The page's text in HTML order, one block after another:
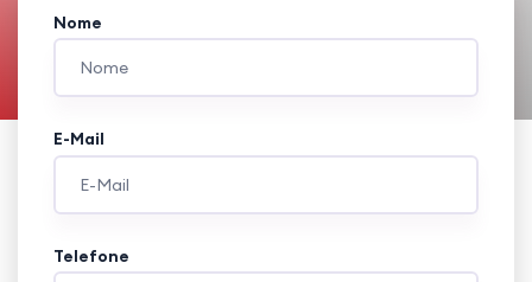
Nome
E-Mail
Telefone